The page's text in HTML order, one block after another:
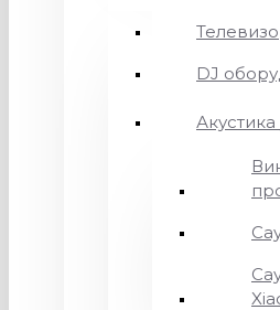
DJ
Акустика